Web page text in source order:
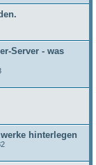
Server - was
hinterlegen